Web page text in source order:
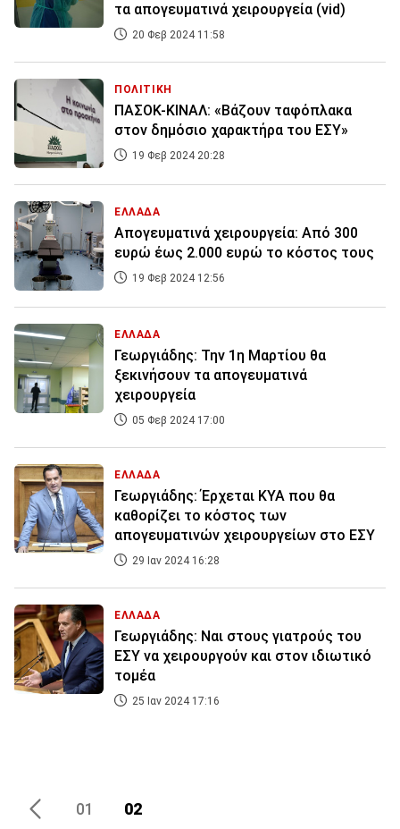
τα απογευματινά χειρουργεία (vid)
20 Φεβ 2024 11:58
ΠΟΛΙΤΙΚΗ
ΠΑΣΟΚ-ΚΙΝΑΛ: «Βάζουν ταφόπλακα
στον δημόσιο χαρακτήρα του ΕΣΥ»
19 Φεβ 2024 20:28
ΕΛΛΑΔΑ
Απογευματινά χειρουργεία: Από 300
ευρώ έως 2.000 ευρώ το κόστος τους
19 Φεβ 2024 12:56
ΕΛΛΑΔΑ
Γεωργιάδης: Την 1η Μαρτίου θα
ξεκινήσουν τα απογευματινά
χειρουργεία
05 Φεβ 2024 17:00
ΕΛΛΑΔΑ
Γεωργιάδης: Έρχεται ΚΥΑ που θα
καθορίζει το κόστος των
απογευματινών χειρουργείων στο ΕΣΥ
29 Ιαν 2024 16:28
ΕΛΛΑΔΑ
Γεωργιάδης: Ναι στους γιατρούς του
ΕΣΥ να χειρουργούν και στον ιδιωτικό
τομέα
25 Ιαν 2024 17:16
02